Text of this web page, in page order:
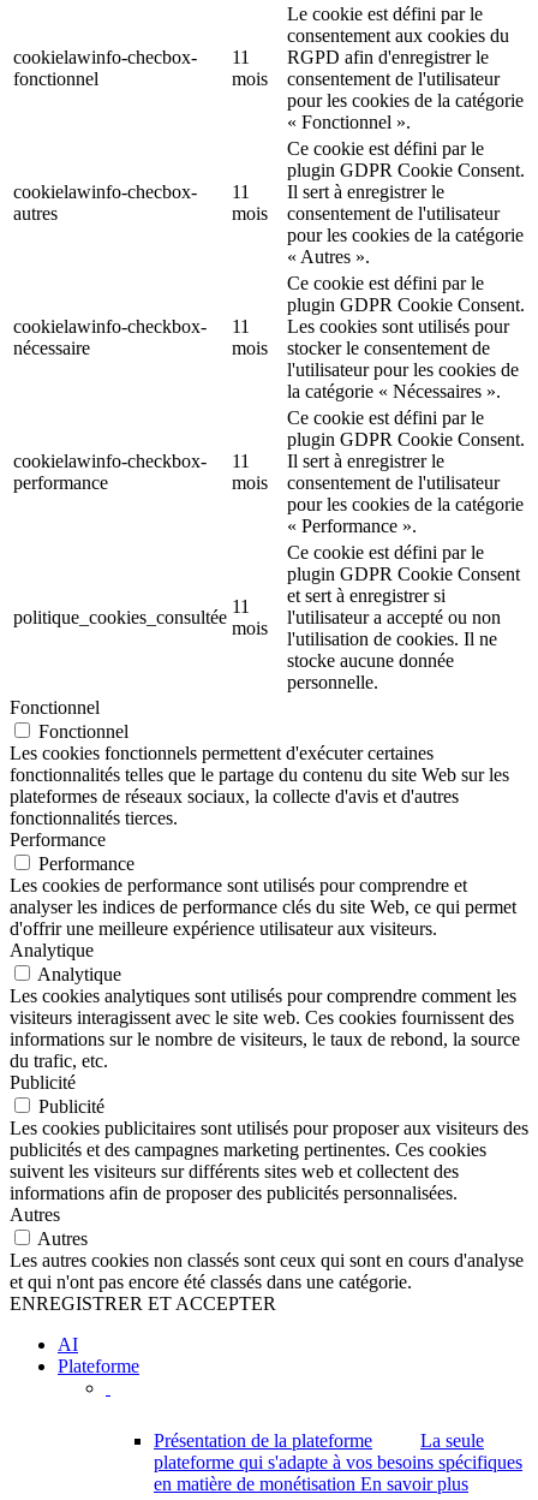
cookielawinfo-checbox-
fonctionnel
11
mois
Le cookie est défini par le
consentement aux cookies du
RGPD afin d'enregistrer le
consentement de l'utilisateur
pour les cookies de la catégorie
« Fonctionnel ».
cookielawinfo-checbox-
autres
11
mois
Ce cookie est défini par le
plugin GDPR Cookie Consent.
Il sert à enregistrer le
consentement de l'utilisateur
pour les cookies de la catégorie
« Autres ».
cookielawinfo-checkbox-
nécessaire
11
mois
Ce cookie est défini par le
plugin GDPR Cookie Consent.
Les cookies sont utilisés pour
stocker le consentement de
l'utilisateur pour les cookies de
la catégorie « Nécessaires ».
cookielawinfo-checkbox-
performance
11
mois
Ce cookie est défini par le
plugin GDPR Cookie Consent.
Il sert à enregistrer le
consentement de l'utilisateur
pour les cookies de la catégorie
« Performance ».
politique_cookies_consultée
11
mois
Ce cookie est défini par le
plugin GDPR Cookie Consent
et sert à enregistrer si
l'utilisateur a accepté ou non
l'utilisation de cookies. Il ne
stocke aucune donnée
personnelle.
Fonctionnel
Fonctionnel
Les cookies fonctionnels permettent d'exécuter certaines
fonctionnalités telles que le partage du contenu du site Web sur les
plateformes de réseaux sociaux, la collecte d'avis et d'autres
fonctionnalités tierces.
Performance
Performance
Les cookies de performance sont utilisés pour comprendre et
analyser les indices de performance clés du site Web, ce qui permet
d'offrir une meilleure expérience utilisateur aux visiteurs.
Analytique
Analytique
Les cookies analytiques sont utilisés pour comprendre comment les
visiteurs interagissent avec le site web. Ces cookies fournissent des
informations sur le nombre de visiteurs, le taux de rebond, la source
du trafic, etc.
Publicité
Publicité
Les cookies publicitaires sont utilisés pour proposer aux visiteurs des
publicités et des campagnes marketing pertinentes. Ces cookies
suivent les visiteurs sur différents sites web et collectent des
informations afin de proposer des publicités personnalisées.
Autres
Autres
Les autres cookies non classés sont ceux qui sont en cours d'analyse
et qui n'ont pas encore été classés dans une catégorie.
ENREGISTRER ET ACCEPTER
AI
Plateforme
Présentation de la plateforme
La seule
plateforme qui s'adapte à vos besoins spécifiques
en matière de monétisation En savoir plus